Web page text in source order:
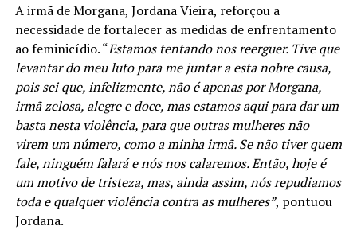
A irmã de Morgana, Jordana Vieira, reforçou a
necessidade de fortalecer as medidas de enfrentamento
ao feminicídio. “Estamos tentando nos reerguer. Tive que
levantar do meu luto para me juntar a esta nobre causa,
pois sei que, infelizmente, não é apenas por Morgana,
irmã zelosa, alegre e doce, mas estamos aqui para dar um
basta nesta violência, para que outras mulheres não
virem um número, como a minha irmã. Se não tiver quem
fale, ninguém falará e nós nos calaremos. Então, hoje é
um motivo de tristeza, mas, ainda assim, nós repudiamos
toda e qualquer violência contra as mulheres”, pontuou
Jordana.